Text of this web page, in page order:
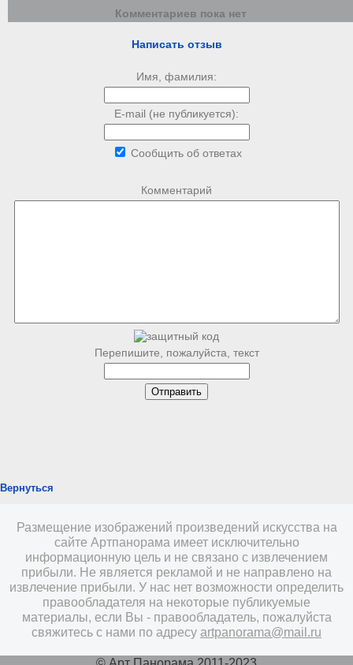
Комментариев пока нет
Написать отзыв
Имя, фамилия:
E-mail (не публикуется):
Сообщить об ответах
Комментарий
Перепишите, пожалуйста, текст
Вернуться
Размещение изображений произведений искусства на
сайте Артпанорама имеет исключительно
информационную цель и не связано с извлечением
прибыли. Не является рекламой и не направлено на
извлечение прибыли. У нас нет возможности определить
правообладателя на некоторые публикуемые
материалы, если Вы - правообладатель, пожалуйста
свяжитесь с нами по адресу artpanorama@mail.ru